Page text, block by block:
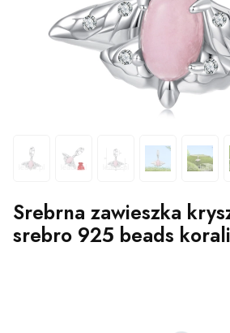
Srebrna zawieszka
srebro 925 beads